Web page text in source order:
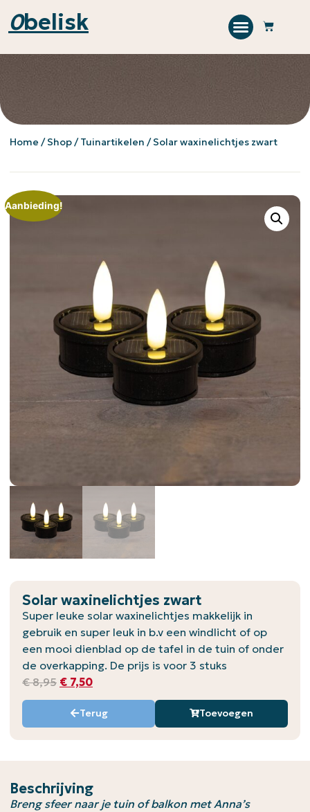
0belisk
Home /Shop/Tuinartikelen / Solar waxinelichtjes zwart
Aanbieding!
Solar waxinelichtjes zwart
Super leuke solar waxinelichtjes makkelijk in
gebruik en super leuk in b.v een windlicht of op
een mooi dienblad op de tafel in de tuin of onder
de overkapping. De prijs is voor 3 stuks
€8,95 € 7,50
Terug Toevoegen
Beschrijving
Breng sfeer naar je tuin of balkon met Anna’s